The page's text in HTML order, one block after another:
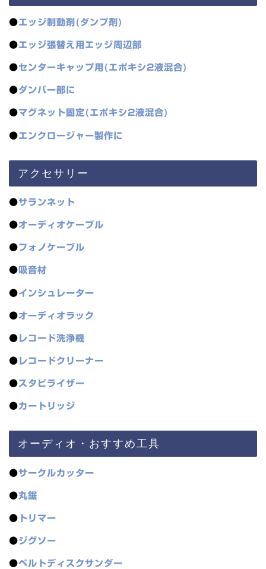
●エッジ制動剤(ダンプ剤)
●エッジ張替え用エッジ周辺部
●センターキャップ用(エポキシ2液混合)
●ダンパー部に
●マグネット固定(エポキシ2液混合)
●エンクロージャー製作に
アクセサリー
●サランネット
●オーディオケーブル
●フォノケーブル
● 吸音材
●インシュレーター
●オーディオラック
● レコード洗浄機
● レコードクリーナー
●スタビライザー
●カートリッジ
オーディオ・おすすめ工具
●サークルカッター
●丸鋸
● トリマー
●ジグソー
●ベルトディスクサンダー